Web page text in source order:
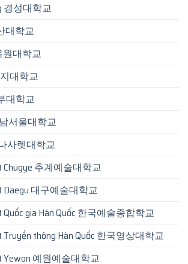
경성대학교
대학교
원대학교
대학교
대학교
서울대학교
사렛대학교
Chugye 추계예술대학교
Daegu 대구예술대학교
gia Hàn Quốc 한국예술종합학교
Truyền thông Hàn Quốc 한국영상대학교
Yewon 예원예술대학교